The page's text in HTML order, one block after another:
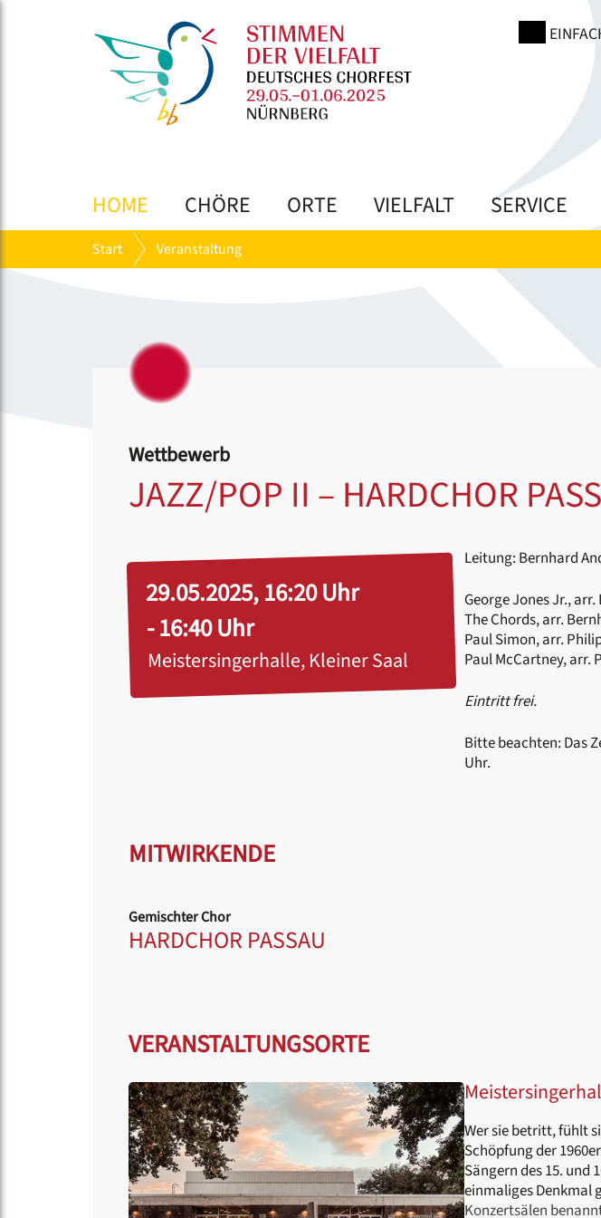
HOME CHÖRE ORTE VIELFALT SERVICE
Start Veranstaltung
Wettbewerb
JAZZ/POP II – HARDCHOR
29.05.2025, 16:20 Uhr
- 16:40 Uhr
Meistersingerhalle, Kleiner Saal
Leitung: Bernhard
George Jones Jr.,
The Chords, arr.
Paul Simon, arr.
Paul McCartney, arr.
Eintritt frei.
Bitte beachten: Das
Uhr.
MITWIRKENDE
Gemischter Chor
HARDCHOR PASSAU
VERANSTALTUNGSORTE
Wer sie betritt, fühlt
Schöpfung der
Sängern des 15. und
einmaliges Denkmal
Konzertsälen